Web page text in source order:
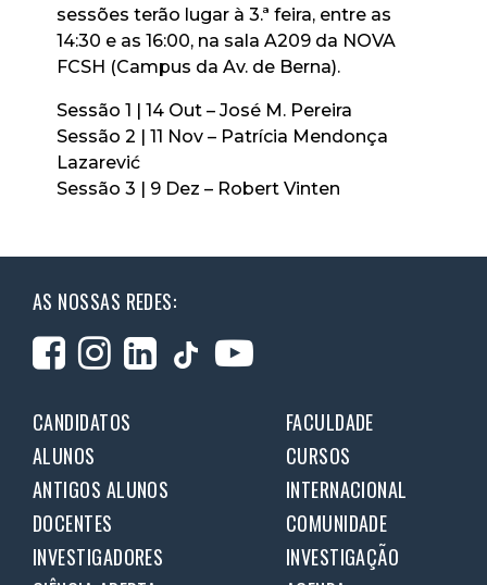
sessões terão lugar à 3.ª feira, entre as
14:30 e as 16:00, na sala A209 da NOVA
FCSH (Campus da Av. de Berna).
Sessão 1 | 14 Out – José M. Pereira
Sessão 2 | 11 Nov – Patrícia Mendonça
Lazarević
Sessão 3 | 9 Dez – Robert Vinten
AS NOSSAS REDES:
CANDIDATOS
FACULDADE
ALUNOS
CURSOS
ANTIGOS ALUNOS
INTERNACIONAL
DOCENTES
COMUNIDADE
INVESTIGADORES
INVESTIGAÇÃO